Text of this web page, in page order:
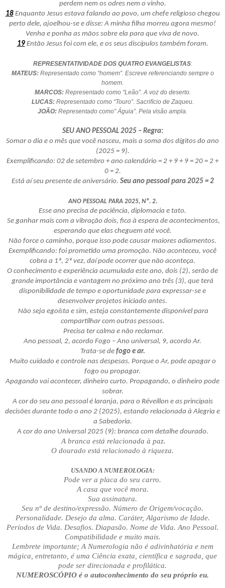
perdem nem os odres nem o vinho.
18Enquanto Jesus estava falando ao povo, um chefe religioso chegou
perto dele, ajoelhou-se e disse: A minha filha morreu agora mesmo!
Venha e ponha as mãos sobre ela para que viva de novo.
19Então Jesus foi com ele, e os seus discípulos também foram.
REPRESENTATIVIDADE DOS QUATRO EVANGELISTAS:
MATEUS: Representado como “homem”. Escreve referenciando sempre o
homem.
MARCOS: Representado como “Leão”. A voz do deserto.
LUCAS: Representado como “Touro”. Sacrifício de Zaqueu.
JOÃO: Representado como” Águia”. Pela visão ampla.
SEU ANO PESSOAL 2025 – Regra:
Somar o dia e o mês que você nasceu, mais a soma dos dígitos do ano
(2025 = 9).
Exemplificando: 02 de setembro + ano calendário = 2 + 9 + 9 = 20 = 2 +
0 = 2.
Está aí seu presente de aniversário. Seu ano pessoal para 2025 = 2
ANO PESSOAL PARA 2025, Nº. 2.
Esse ano precisa de paciência, diplomacia e tato.
Se ganhar mais com a vibração dois, fica à espera de acontecimentos,
esperando que elas cheguem até você.
Não force o caminho, porque isso pode causar maiores adiamentos.
Exemplificando: foi prometido uma promoção. Não aconteceu, você
cobra a 1ª, 2ª vez, daí pode ocorrer que não aconteça.
O conhecimento e experiência acumulada este ano, dois (2), serão de
grande importância e vantagem no próximo ano três (3), que terá
disponibilidade de tempo e oportunidade para expressar-se e
desenvolver projetos iniciado antes.
Não seja egoísta e sim, esteja constantemente disponível para
compartilhar com outras pessoas.
Precisa ter calma e não reclamar.
Ano pessoal, 2, acordo Fogo – Ano universal, 9, acordo Ar.
Trata-se de fogo e ar.
Muito cuidado e controle nas despesas. Porque o Ar, pode apagar o
fogo ou propagar.
Apagando vai acontecer, dinheiro curto. Propagando, o dinheiro pode
sobrar.
A cor do seu ano pessoal é laranja, para o Réveillon e as principais
decisões durante todo o ano 2 (2025), estando relacionada à Alegria e
a Sabedoria.
A cor do ano Universal 2025 (9): branca com detalhe dourado.
A branca está relacionada à paz.
O dourado está relacionado à riqueza.
USANDO A NUMEROLOGIA:
Pode ver a placa do seu carro.
A casa que você mora.
Sua assinatura.
Seu nº de destino/expressão. Número de Origem/vocação.
Personalidade. Desejo da alma. Caráter, Algarismo de Idade.
Períodos de Vida. Desafios. Diapasão. Nome de Vida. Ano Pessoal.
Compatibilidade e muito mais.
Lembrete importante; A Numerologia não é adivinhatória e nem
mágica, entretanto, é uma Ciência exata, científica e sagrada, que
pode ser direcionada e profilática.
NUMEROSCÓPIO é o autoconhecimento do seu próprio eu.